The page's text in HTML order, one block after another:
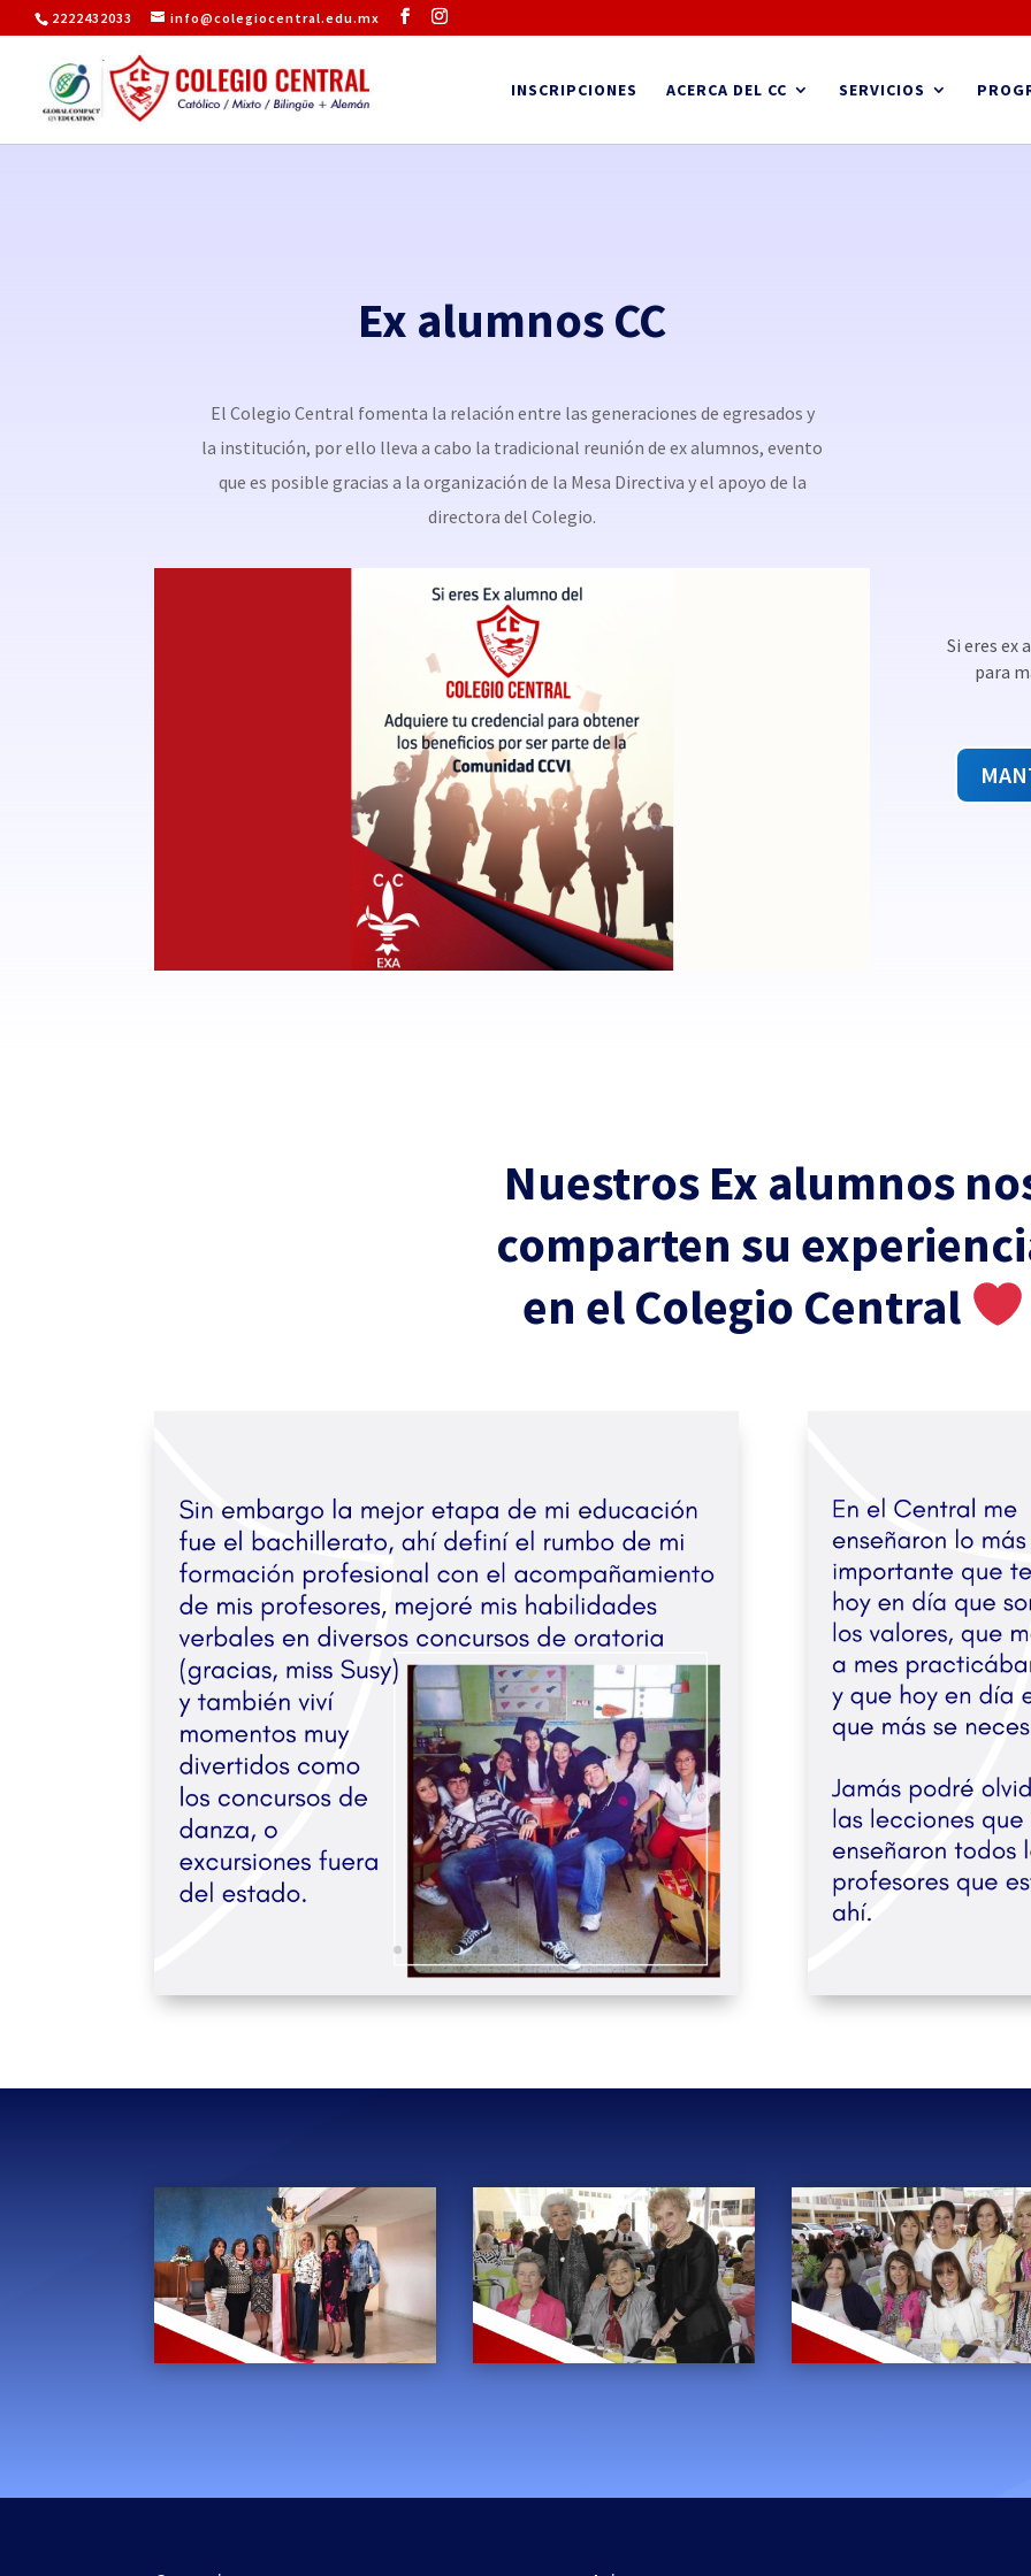
2222432033 info@colegiocentral.edu.mx
INSCRIPCIONES ACERCA DEL CC SERVICIOS
Ex alumnos CC
El Colegio Central fomenta la relación entre las generaciones de egresados y
la institución, por ello lleva a cabo la tradicional reunión de ex alumnos, evento
que es posible gracias a la organización de la Mesa Directiva y el apoyo de la
directora del Colegio.
Si eres
para
Nuestros Ex alumnos
comparten su
en el Colegio Central